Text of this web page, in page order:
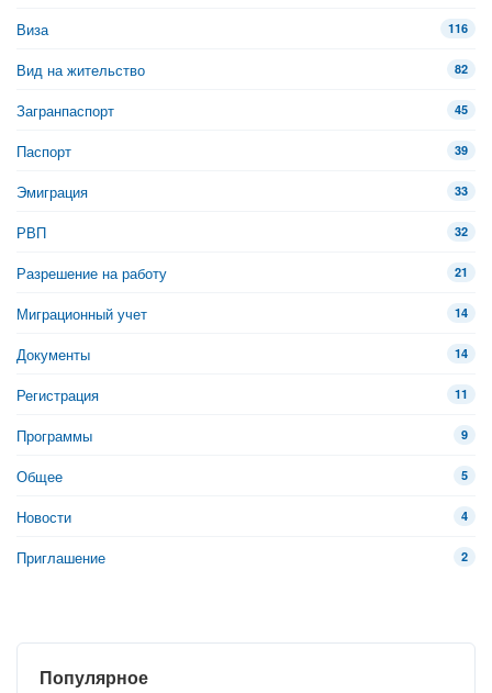
Виза 116
Вид на жительство 82
Загранпаспорт 45
Паспорт 39
Эмиграция 33
РВП 32
Разрешение на работу 21
Миграционный учет 14
Документы 14
Регистрация 11
Программы 9
Общее 5
Новости 4
Приглашение 2
Популярное